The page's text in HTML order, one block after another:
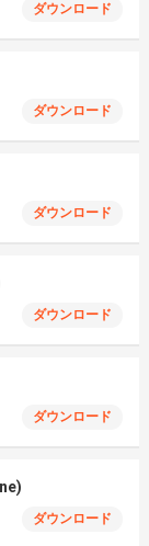
ダウンロード
ダウンロード
ダウンロード
ダウンロード
ダウンロード
ダウンロード